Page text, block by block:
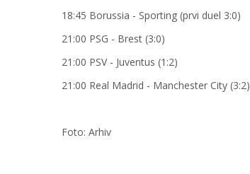
18:45 Borussia - Sporting (prvi duel 3:0)
21:00 PSG - Brest (3:0)
21:00 PSV - Juventus (1:2)
21:00 Real Madrid - Manchester City (3:2)
Foto: Arhiv